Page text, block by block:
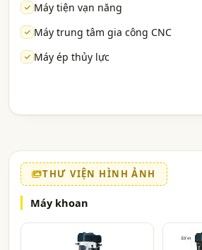
Máy tiện vạn năng
Máy trung tâm gia công CNC
Máy ép thủy lực
THƯ VIỆN HÌNH ẢNH
Máy khoan